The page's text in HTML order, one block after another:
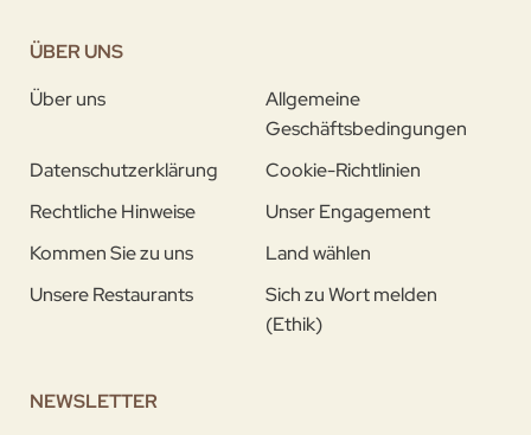
ÜBER UNS
Über uns
Allgemeine
Geschäftsbedingungen
Datenschutzerklärung
Cookie-Richtlinien
Rechtliche Hinweise
Unser Engagement
Kommen Sie zu uns
Land wählen
Unsere Restaurants
Sich zu Wort melden
(Ethik)
NEWSLETTER